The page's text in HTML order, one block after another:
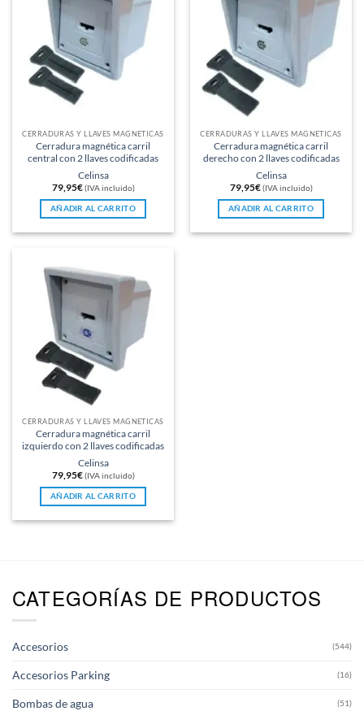
CERRADURAS Y LLAVES MAGNÉTICAS
Cerradura magnética carril
central con 2 llaves codificadas
Celinsa
79,95€ (IVA incluido)
AÑADIR AL CARRITO
CERRADURAS Y LLAVES MAGNÉTICAS
Cerradura magnética carril
derecho con 2 llaves codificadas
Celinsa
79,95€ (IVA incluido)
AÑADIR AL CARRITO
CERRADURAS Y LLAVES MAGNÉTICAS
Cerradura magnética carril
izquierdo con 2 llaves codificadas
Celinsa
79,95€ (IVA incluido)
AÑADIR AL CARRITO
CATEGORÍAS DE PRODUCTOS
Accesorios (544)
Accesorios Parking (16)
Bombas de agua (51)